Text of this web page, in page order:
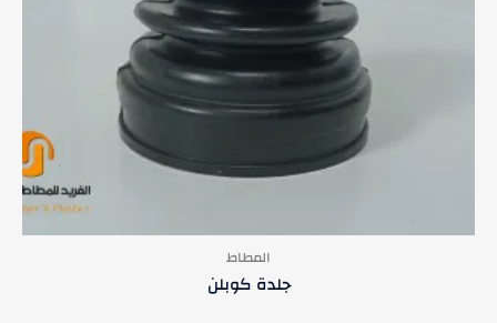
المطاط
جلدة كوبلن